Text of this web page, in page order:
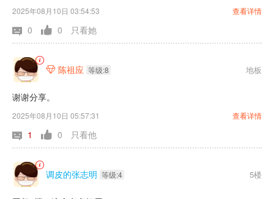
2025年08月10日 03:54:53 查看详情
0 0 只看她
 陈祖应 等级:8 地板
谢谢分享。
2025年08月10日 05:57:31 查看详情
1 0 只看他
调皮的张志明 等级:4 5楼